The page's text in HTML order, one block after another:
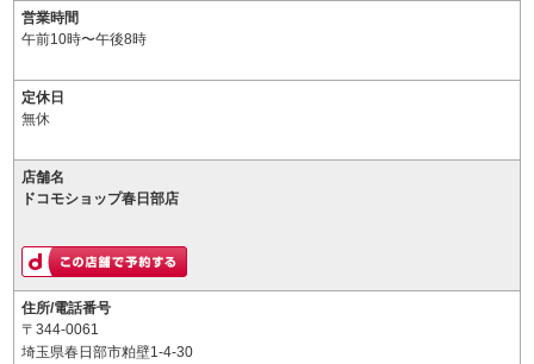
営業時間
午前10時〜午後8時
定休日
無休
店舗名
ドコモショップ春日部店
住所/電話番号
〒344-0061
埼玉県春日部市粕壁1-4-30